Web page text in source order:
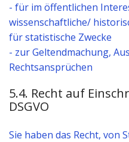
- für im öffentlichen
wissenschaftliche/
für statistische Zwecke
- zur Geltendmachung,
Rechtsansprüchen
5.4. Recht auf
DSGVO
Sie haben das Recht, von